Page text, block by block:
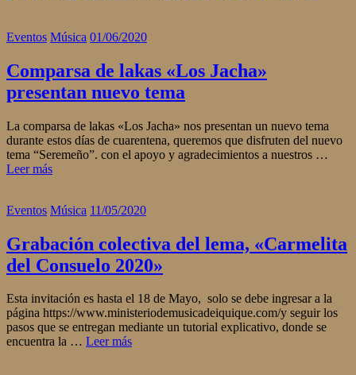
Eventos Música 01/06/2020
Comparsa de lakas «Los Jacha»
presentan nuevo tema
La comparsa de lakas «Los Jacha» nos presentan un nuevo tema
durante estos días de cuarentena, queremos que disfruten del nuevo
tema “Seremeño”. con el apoyo y agradecimientos a nuestros …
Leer más
Eventos Música 11/05/2020
Grabación colectiva del lema, «Carmelita
del Consuelo 2020»
Esta invitación es hasta el 18 de Mayo, solo se debe ingresar a la
página https://www.ministeriodemusicadeiquique.com/y seguir los
pasos que se entregan mediante un tutorial explicativo, donde se
encuentra la … Leer más